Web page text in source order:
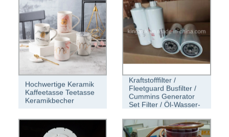
Hochwertige Keramik
Kaffeetasse Teetasse
Keramikbecher
Kraftstofffilter /
Fleetguard Busfilter /
Cummins Generator
Set Filter / Öl-Wasser-